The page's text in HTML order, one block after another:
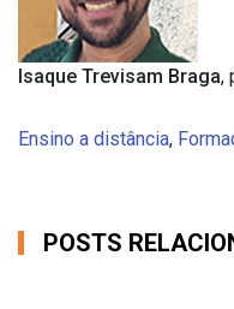
Isaque Trevisam Braga,
Ensino a distância,
POSTS